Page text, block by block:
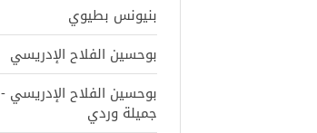
بنيونس بطيوي
بوحسين الفلاح الإدريسي
بوحسين الفلاح الإدريسي -
جميلة وردي